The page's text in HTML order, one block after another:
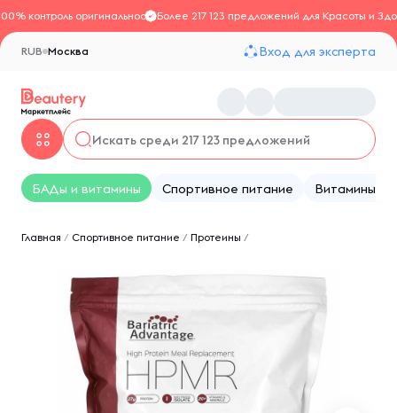
контроль оригинальностиБолее 217 123 предложений для Красоты и
Москва
RUB Вход для эксперта
БАДы и витамины Спортивное питание Витамины
Главная / Спортивное питание / Протеины /